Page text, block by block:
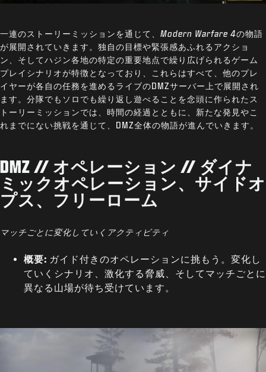
一連のストーリーミッションを通じて、 Modern Warfare 4の物語
が展開されていきます。独自の目標や緊張感あふれるアクショ
ン、そしてハジン各地の特定の重要地点で繰り広げられるゲーム
プレイシナリオが特徴となっており、これらはすべて、他のプレ
イヤーが各自の任務を進めるライブのDMZサーバー上で展開され
ます。分隊でもソロでも繰り返し遊べることを念頭に作られたス
トーリーミッションでは、時間の経過とともに、新たな発見やこ
れまでにない挑戦を通じて、DMZ全体の物語が進んでいきます。
DMZ // オペレーション // ダイナ
ミックオペレーション、サイドオ
プス、フリーローム
マッチごとに変化していくアクティビティ
概要: ガイド付きのオペレーションに挑もう。変化し
ていくシナリオ、激化する脅威、そしてマッチごとに
異なる山場が待ち受けています。